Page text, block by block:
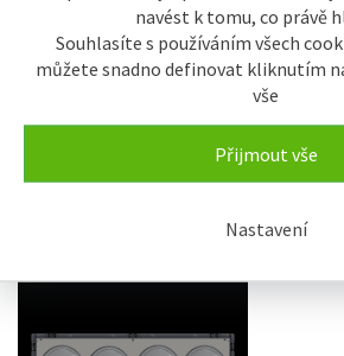
navést k tomu, co právě
Souhlasíte s používáním všech
můžete snadno definovat kliknutím
vše
Přijmout vše
NastaveníSerrco